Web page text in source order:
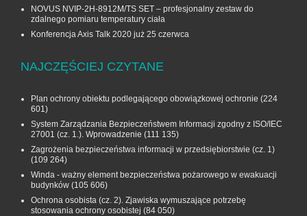
NOVUS NVIP-2H-8912M/TS SET – profesjonalny zestaw do
zdalnego pomiaru temperatury ciała
Konferencja Axis Talk 2020 już 25 czerwca
NAJCZĘŚCIEJ CZYTANE
Plan ochrony obiektu podlegającego obowiązkowej ochronie (224
601)
System Zarządzania Bezpieczeństwem Informacji zgodny z ISO/IEC
27001 (cz. 1.). Wprowadzenie (111 135)
Zagrożenia bezpieczeństwa informacji w przedsiębiorstwie (cz. 1)
(109 264)
Winda - ważny element bezpieczeństwa pożarowego w ewakuacji
budynków (105 606)
Ochrona osobista (cz. 2). Zjawiska wymuszające potrzebę
stosowania ochrony osobistej (84 050)